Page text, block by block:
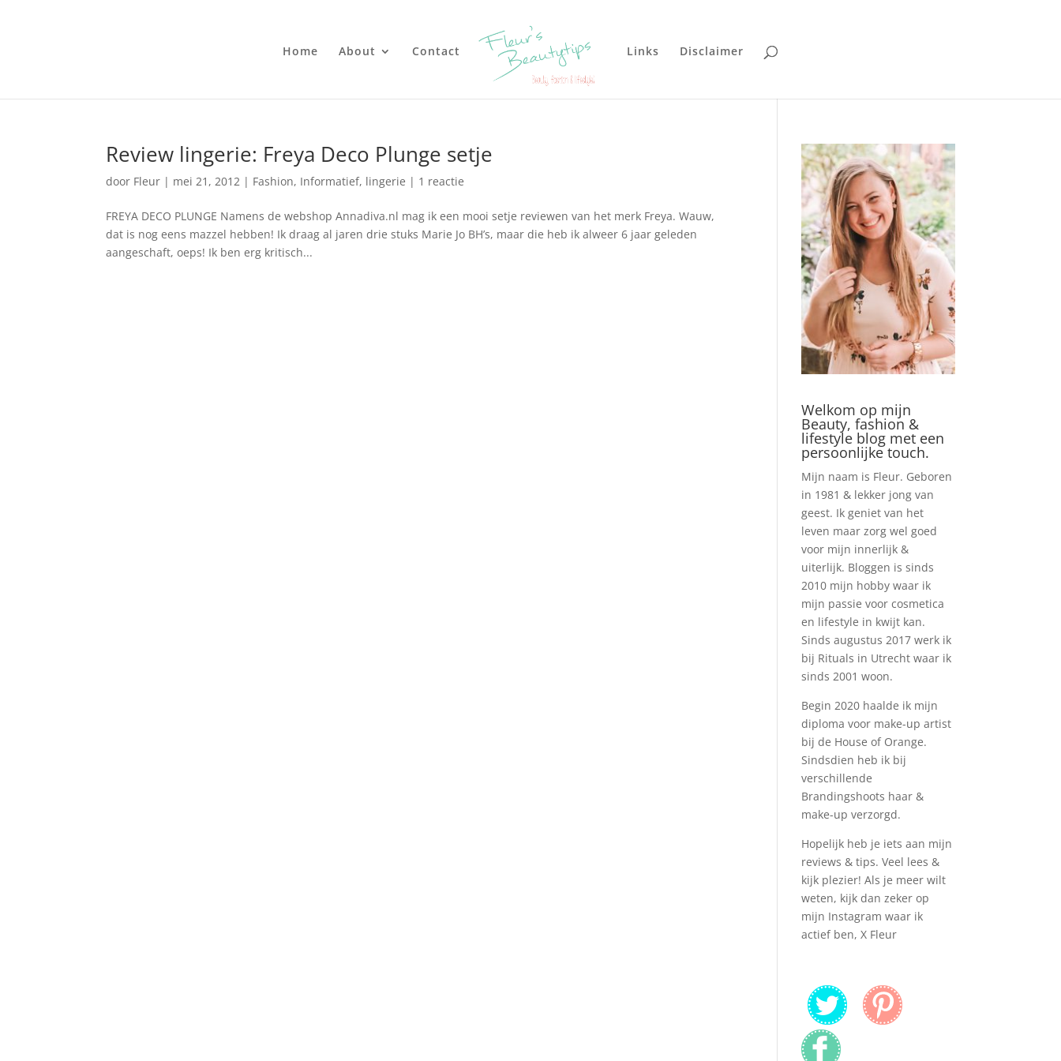
Home About Contact Links Disclaimer
Review lingerie: Freya Deco Plunge setje
door Fleur | mei 21, 2012 | Fashion, Informatief, lingerie | 1 reactie
FREYA DECO PLUNGE Namens de webshop Annadiva.nl mag ik een mooi setje reviewen van het merk Freya. Wauw,
dat is nog eens mazzel hebben! Ik draag al jaren drie stuks Marie Jo BH’s, maar die heb ik alweer 6 jaar geleden
aangeschaft, oeps! Ik ben erg kritisch...
Welkom op mijn
Beauty, fashion &
lifestyle blog met een
persoonlijke touch.
Mijn naam is Fleur. Geboren
in 1981 & lekker jong van
geest. Ik geniet van het
leven maar zorg wel goed
voor mijn innerlijk &
uiterlijk. Bloggen is sinds
2010 mijn hobby waar ik
mijn passie voor cosmetica
en lifestyle in kwijt kan.
Sinds augustus 2017 werk ik
bij Rituals in Utrecht waar ik
sinds 2001 woon.
Begin 2020 haalde ik mijn
diploma voor make-up artist
bij de House of Orange.
Sindsdien heb ik bij
verschillende
Brandingshoots haar &
make-up verzorgd.
Hopelijk heb je iets aan mijn
reviews & tips. Veel lees &
kijk plezier! Als je meer wilt
weten, kijk dan zeker op
mijn Instagram waar ik
actief ben, X Fleur